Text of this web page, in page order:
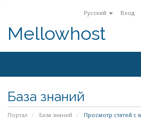
Русский Вход
Mellowhost
База знаний
Портал База знаний Просмотр статей с